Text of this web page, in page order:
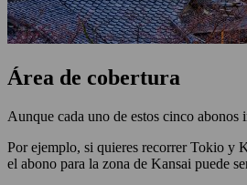
Área de cobertura
Aunque cada uno de estos cinco
Por ejemplo, si quieres recorrer Tokio y
el abono para la zona de Kansai puede